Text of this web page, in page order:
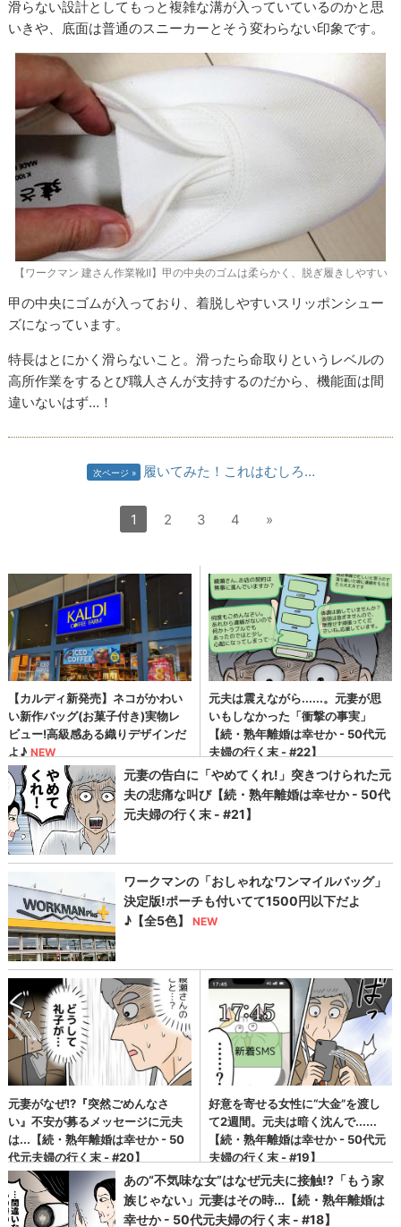
滑らない設計としてもっと複雑な溝が入っていているのかと思
いきや、底面は普通のスニーカーとそう変わらない印象です。
【ワークマン 建さん作業靴II】甲の中央のゴムは柔らかく、脱ぎ履きしやすい
甲の中央にゴムが入っており、着脱しやすいスリッポンシュー
ズになっています。
特長はとにかく滑らないこと。滑ったら命取りというレベルの
高所作業をするとび職人さんが支持するのだから、機能面は間
違いないはず…！
次ページ 履いてみた！これはむしろ…
1 2 3 4 »